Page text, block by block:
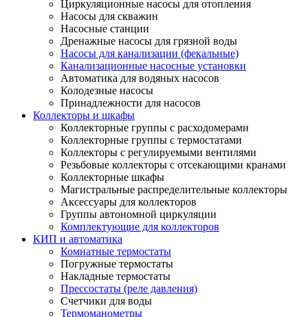
Циркуляционные насосы для отопления
Насосы для скважин
Насосные станции
Дренажные насосы для грязной воды
Насосы для канализации (фекальные)
Канализационные насосные установки
Автоматика для водяных насосов
Колодезные насосы
Принадлежности для насосов
Коллекторы и шкафы
Коллекторные группы с расходомерами
Коллекторные группы с термостатами
Коллекторы с регулируемыми вентилями
Резьбовые коллекторы с отсекающими кранами
Коллекторные шкафы
Магистральные распределительные коллекторы
Аксессуары для коллекторов
Группы автономной циркуляции
Комплектующие для коллекторов
КИП и автоматика
Комнатные термостаты
Погружные термостаты
Накладные термостаты
Прессостаты (реле давления)
Счетчики для воды
Термоманометры